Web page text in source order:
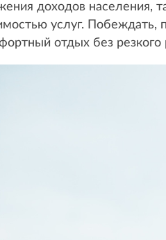
доходов населения,
услуг. Побеждать,
отдых без резкого